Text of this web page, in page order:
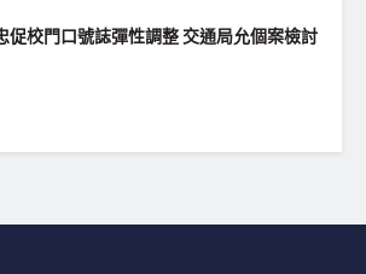
促校門口號誌彈性調整 交通局允個案檢討